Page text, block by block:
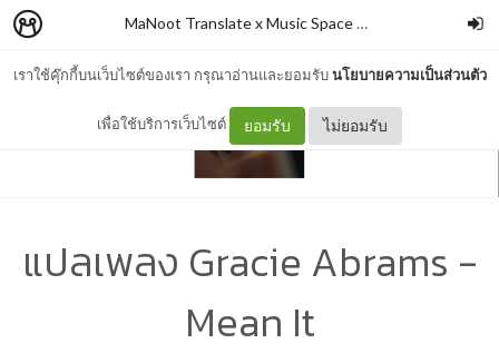
เราใช้คุ๊กกี้บนเว็บไซต์ของเรา กรุณาอ่านและยอมรับนโยบายความเป็นส่วนตัว
เพื่อใช้บริการเว็บไซต์ ยอมรับ ไม่ยอมรับ
MaNoot Translate x Music Space #1 cocococoayeah
แปลเพลง Gracie Abrams -
Mean It